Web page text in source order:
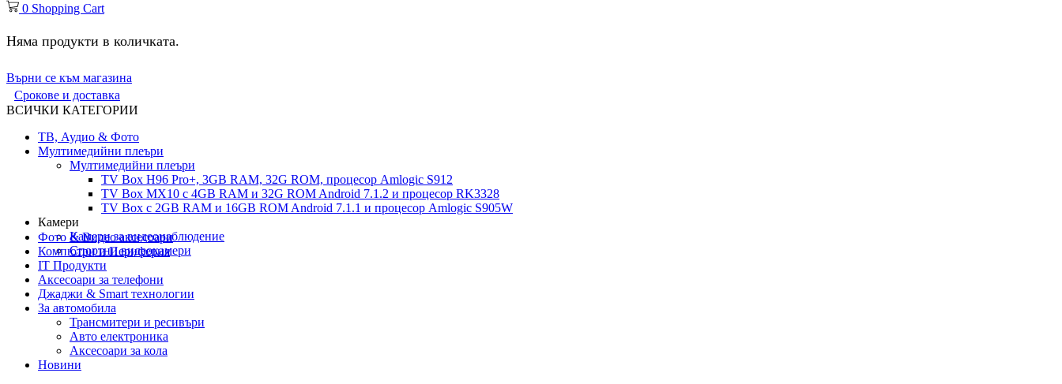
0 Shopping Cart
Няма продукти в количката.
Върни се към магазина
Срокове и доставка
ВСИЧКИ КАТЕГОРИИ
ТВ, Аудио & Фото
Мултимедийни плеъри
Мултимедийни плеъри
TV Box H96 Pro+, 3GB RAM, 32G ROM, процесор Amlogic S912
TV Box MX10 с 4GB RAM и 32G ROM Android 7.1.2 и процесор RK3328
TV Box с 2GB RAM и 16GВ ROM Android 7.1.1 и процесор Amlogic S905W
Камери
Камери за видеонаблюдение
Спортни видеокамери
Фото & Видео аксесоари
Компютри и Периферия
IT Продукти
Аксесоари за телефони
Джаджи & Smart технологии
За автомобила
Трансмитери и ресивъри
Авто електроника
Аксесоари за кола
Новини